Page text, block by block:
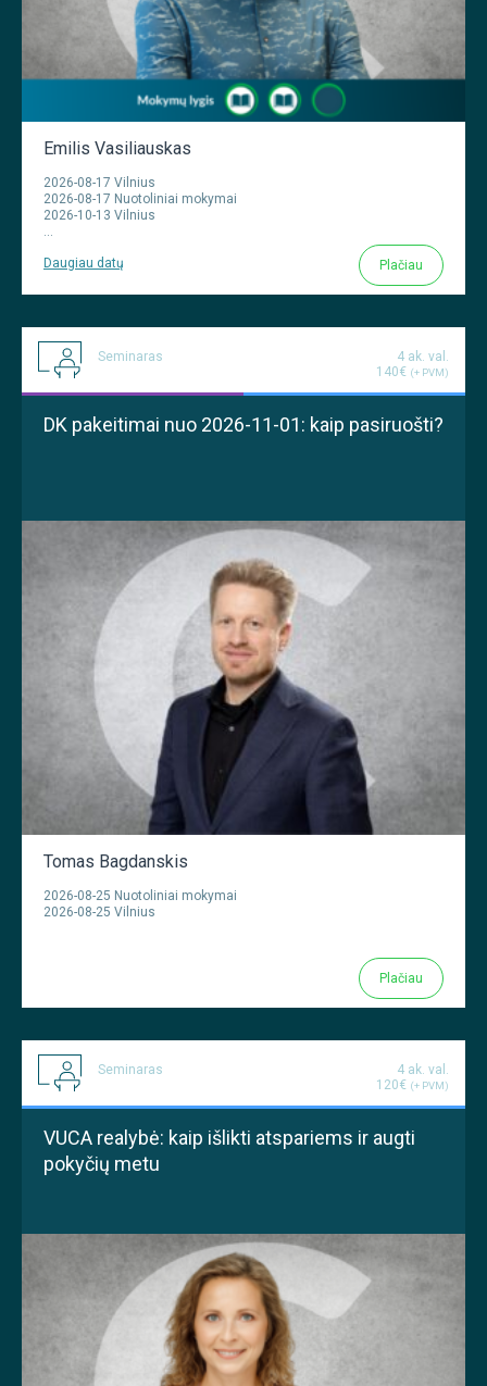
Emilis Vasiliauskas
2026-08-17 Vilnius
2026-08-17 Nuotoliniai mokymai
2026-10-13 Vilnius
...
Daugiau datų Plačiau
Seminaras
4 ak. val.
140€ (+ PVM)
DK pakeitimai nuo 2026-11-01: kaip pasiruošti?
Tomas Bagdanskis
2026-08-25 Nuotoliniai mokymai
2026-08-25 Vilnius
Plačiau
Seminaras
4 ak. val.
120€ (+ PVM)
VUCA realybė: kaip išlikti atspariems ir augti
pokyčių metu